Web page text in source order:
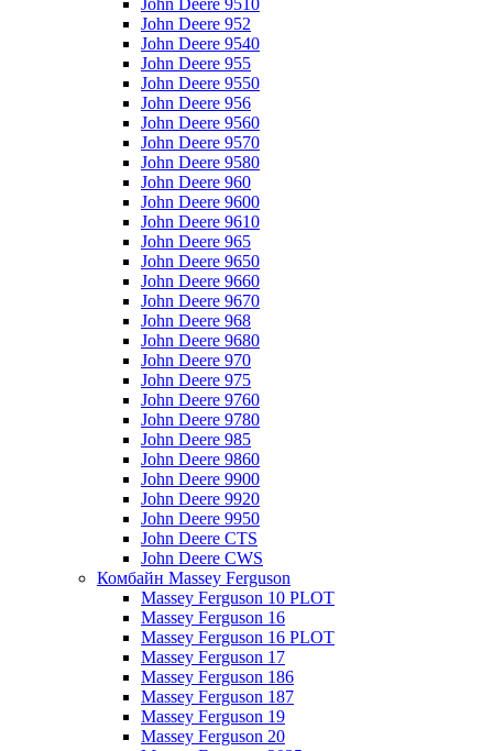
John Deere 9510
John Deere 952
John Deere 9540
John Deere 955
John Deere 9550
John Deere 956
John Deere 9560
John Deere 9570
John Deere 9580
John Deere 960
John Deere 9600
John Deere 9610
John Deere 965
John Deere 9650
John Deere 9660
John Deere 9670
John Deere 968
John Deere 9680
John Deere 970
John Deere 975
John Deere 9760
John Deere 9780
John Deere 985
John Deere 9860
John Deere 9900
John Deere 9920
John Deere 9950
John Deere CTS
John Deere CWS
Комбайн Massey Ferguson
Massey Ferguson 10 PLOT
Massey Ferguson 16
Massey Ferguson 16 PLOT
Massey Ferguson 17
Massey Ferguson 186
Massey Ferguson 187
Massey Ferguson 19
Massey Ferguson 20